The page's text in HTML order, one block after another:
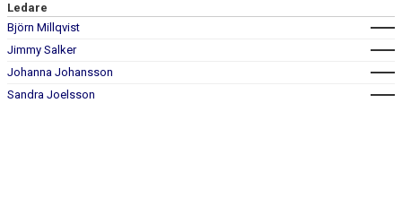
Ledare
Björn Millqvist
Jimmy Salker
Johanna Johansson
Sandra Joelsson